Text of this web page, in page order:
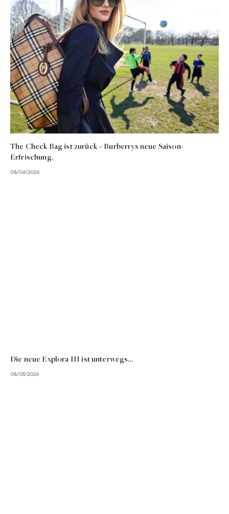
The Check Bag ist zurück – Burberrys neue Saison-
Erfrischung.
08/06/2026
Die neue Explora III ist unterwegs…
08/05/2026